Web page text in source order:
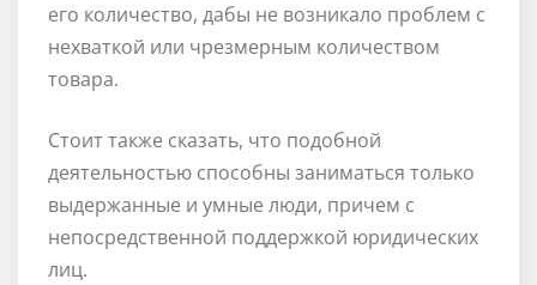
его количество, дабы не возникало проблем с
нехваткой или чрезмерным количеством
товара.
Стоит также сказать, что подобной
деятельностью способны заниматься только
выдержанные и умные люди, причем с
непосредственной поддержкой юридических
лиц.